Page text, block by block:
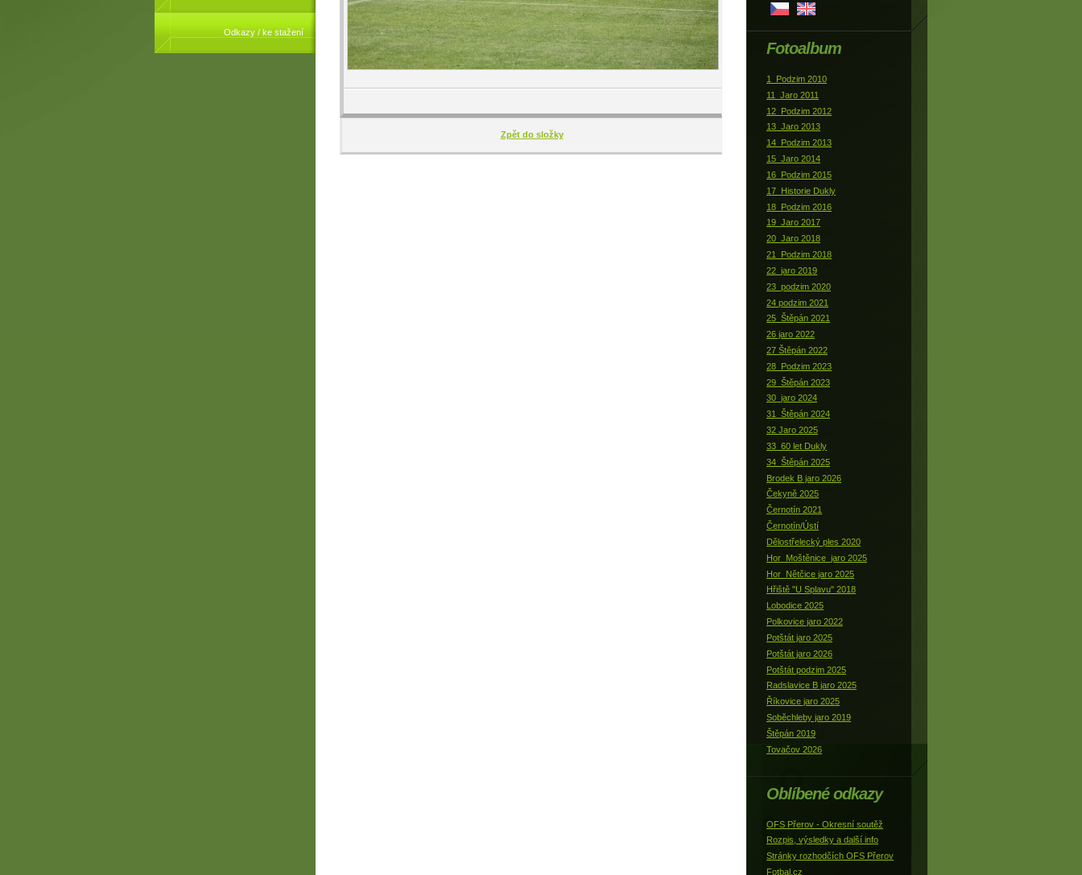
Odkazy / ke stažení
Zpět do složky
Fotoalbum
1_Podzim 2010
11_Jaro 2011
12_Podzim 2012
13_Jaro 2013
14_Podzim 2013
15_Jaro 2014
16_Podzim 2015
17_Historie Dukly
18_Podzim 2016
19_Jaro 2017
20_Jaro 2018
21_Podzim 2018
22_jaro 2019
23_podzim 2020
24 podzim 2021
25_Štěpán 2021
26 jaro 2022
27 Štěpán 2022
28_Podzim 2023
29_Štěpán 2023
30_jaro 2024
31_Štěpán 2024
32 Jaro 2025
33_60 let Dukly
34_Štěpán 2025
Brodek B jaro 2026
Čekyně 2025
Černotín 2021
Černotín/Ústí
Dělostřelecký ples 2020
Hor_Moštěnice_jaro 2025
Hor_Nětčice jaro 2025
Hřiště "U Splavu" 2018
Lobodice 2025
Polkovice jaro 2022
Potštát jaro 2025
Potštát jaro 2026
Potštát podzim 2025
Radslavice B jaro 2025
Říkovice jaro 2025
Soběchleby jaro 2019
Štěpán 2019
Tovačov 2026
Oblíbené odkazy
OFS Přerov - Okresní soutěž
Rozpis, výsledky a další info
Stránky rozhodčích OFS Přerov
Fotbal.cz